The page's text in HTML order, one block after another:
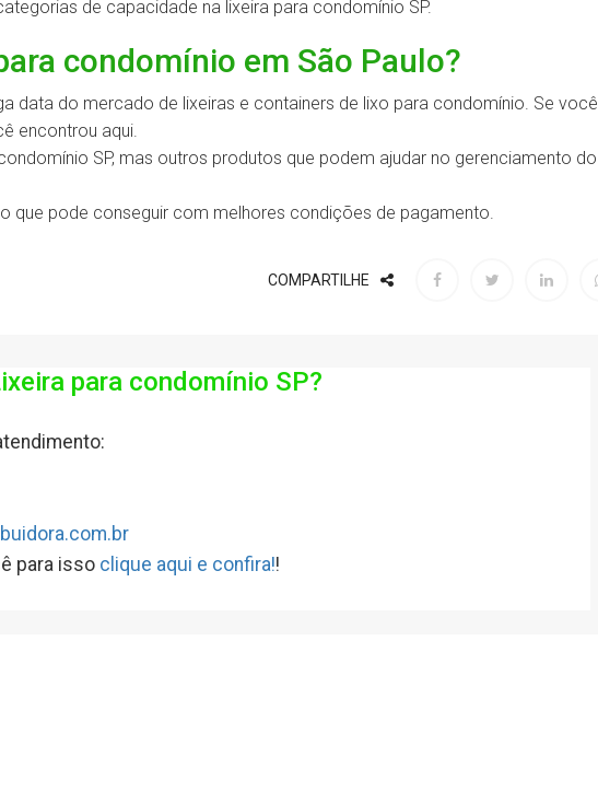
de capacidade na lixeira para condomínio SP.
condomínio em São Paulo?
data do mercado de lixeiras e containers de lixo para condomínio. Se você
encontrou aqui.
SP, mas outros produtos que podem ajudar no gerenciamento do
que pode conseguir com melhores condições de pagamento.
COMPARTILHE
para condomínio SP?
para isso clique aqui e confira!!